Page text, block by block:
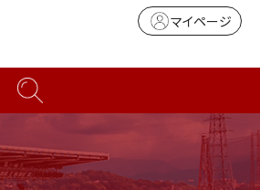
マイページ